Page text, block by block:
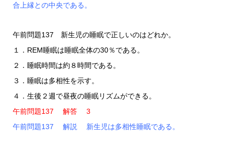
合上縁との中央である。
午前問題137 新生児の睡眠で正しいのはどれか。
１．REM睡眠は睡眠全体の30％である。
２．睡眠時間は約８時間である。
３．睡眠は多相性を示す。
４．生後２週で昼夜の睡眠リズムができる。
午前問題137 解答 3
午前問題137 解説 新生児は多相性睡眠である。